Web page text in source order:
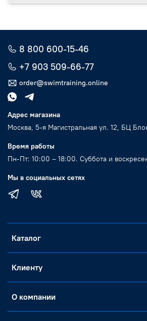
8 800 600-15-46
+7 903 509-66-77
order@swimtraining.online
Адрес магазина
Москва, 5-я Магистральная ул. 12, БЦ
Время работы
Пн-Пт: 10:00 – 18:00. Суббота и
Мы в социальных сетях
Каталог
Клиенту
О компании